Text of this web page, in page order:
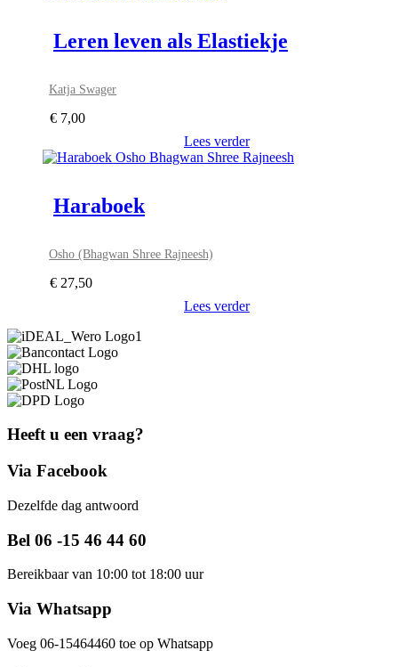
Leren leven als Elastiekje
Katja Swager
€ 7,00
Lees verder
Haraboek
Osho (Bhagwan Shree Rajneesh)
€ 27,50
Lees verder
Heeft u een vraag?
Via Facebook
Dezelfde dag antwoord
Bel 06 -15 46 44 60
Bereikbaar van 10:00 tot 18:00 uur
Via Whatsapp
Voeg 06-15464460 toe op Whatsapp